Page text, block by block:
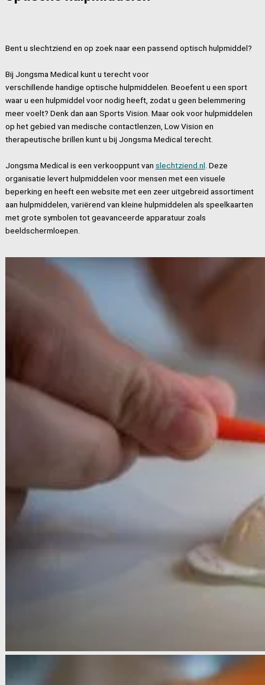
Bent u slechtziend en op zoek naar een passend optisch hulpmiddel?
Bij Jongsma Medical kunt u terecht voor
verschillende handige optische hulpmiddelen. Beoefent u een sport
waar u een hulpmiddel voor nodig heeft, zodat u geen belemmering
meer voelt? Denk dan aan Sports Vision. Maar ook voor hulpmiddelen
op het gebied van medische contactlenzen, Low Vision en
therapeutische brillen kunt u bij Jongsma Medical terecht.
Jongsma Medical is een verkooppunt van slechtziend.nl. Deze
organisatie levert hulpmiddelen voor mensen met een visuele
beperking en heeft een website met een zeer uitgebreid assortiment
aan hulpmiddelen, variërend van kleine hulpmiddelen als speelkaarten
met grote symbolen tot geavanceerde apparatuur zoals
beeldschermloepen.